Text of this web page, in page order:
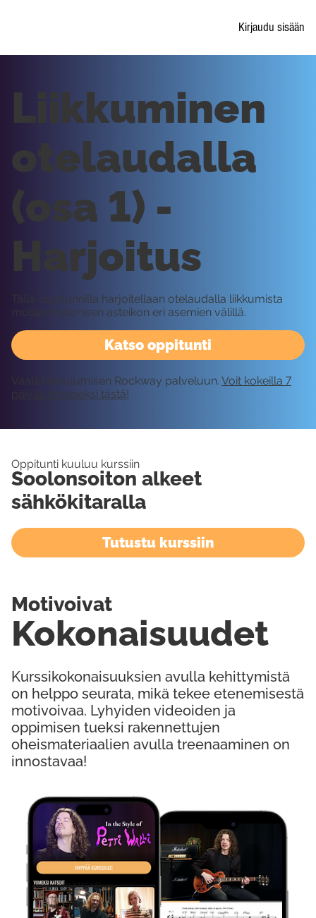
Kirjaudu sisään
Kokeile Ilmaiseksi
Katso oppitunti
Liikkuminen
otelaudalla
(osa 1) -
Harjoitus
Tällä oppitunnilla harjoitellaan otelaudalla liikkumista
mollipentatonisen asteikon eri asemien välillä.
Vaatii kirjautumisen Rockway palveluun. Voit kokeilla 7
päivää ilmaiseksi tästä!
Oppitunti kuuluu kurssiin
Soolonsoiton alkeet
sähkökitaralla
Tutustu kurssiin
Kurssikokonaisuuksien avulla kehittymistä
on helppo seurata, mikä tekee etenemisestä
motivoivaa. Lyhyiden videoiden ja
oppimisen tueksi rakennettujen
oheismateriaalien avulla treenaaminen on
innostavaa!
Kokonaisuudet
Motivoivat